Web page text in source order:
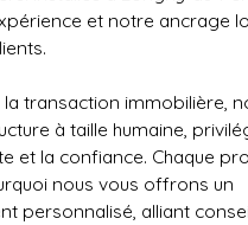
et notre ancrage
transaction immobilière,
à taille humaine,
et la confiance. Chaque
nous vous offrons un
personnalisé, alliant